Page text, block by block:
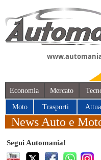
Economia Mercato
Moto Trasporti
News Auto e
Segui Automania!